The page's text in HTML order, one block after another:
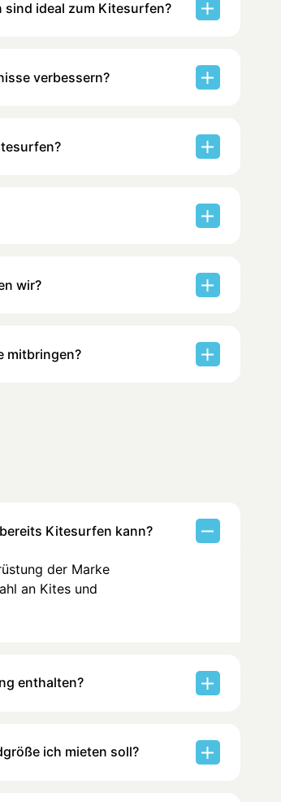
sind ideal zum Kitesurfen?
verbessern?
wir?
mitbringen?
Kitesurfen kann?
der Marke
an Kites und
enthalten?
ich mieten soll?